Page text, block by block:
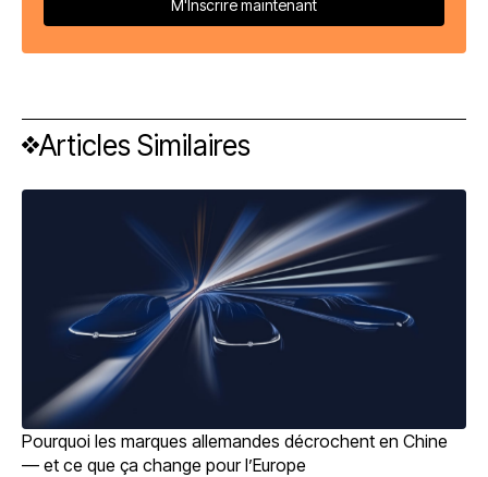
Articles Similaires
Pourquoi les marques allemandes décrochent en Chine
— et ce que ça change pour l’Europe